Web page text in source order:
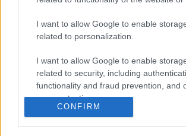
I want to allow Google to enable
related to personalization.
I want to allow Google to enable
related to security, including
functionality and fraud prevention, and
user protection.
CONFIRM
A pályázat elbírálásának határideje:
augusztus 29.